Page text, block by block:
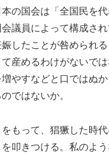
の国会は「全国民を
議員によって構成さ
したことが咎められ
産めるわけがないでは
やすなどと口ではぬ
ではないか。
もって、猖獗した時代
叩きつける。私のよ